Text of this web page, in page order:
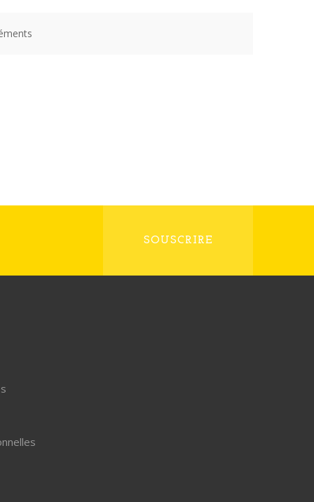
SOUSCRIRE